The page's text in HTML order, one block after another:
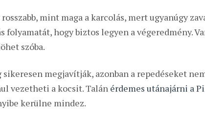
mint maga a karcolás, mert ugyanúgy
folyamatát, hogy biztos legyen a végeredmény.
szóba.
megjavítják, azonban a repedéseket
vezetheti a kocsit. Talán érdemes utánajárni a
kerülne mindez.